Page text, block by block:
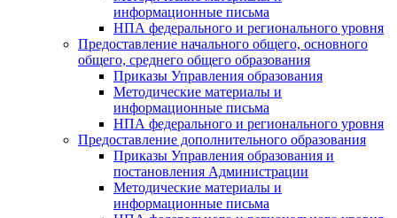
информационные письма
НПА федерального и регионального уровня
Предоставление начального общего, основного
общего, среднего общего образования
Приказы Управления образования
Методические материалы и
информационные письма
НПА федерального и регионального уровня
Предоставление дополнительного образования
Приказы Управления образования и
постановления Администрации
Методические материалы и
информационные письма